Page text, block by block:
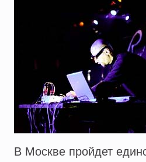
В Москве пройдет